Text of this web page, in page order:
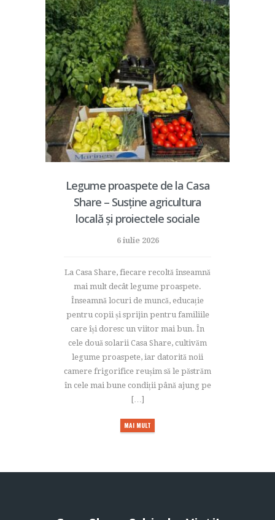
Legume proaspete de la Casa
Share – Susține agricultura
locală și proiectele sociale
6 iulie 2026
La Casa Share, fiecare recoltă înseamnă
mai mult decât legume proaspete.
Înseamnă locuri de muncă, educație
pentru copii și sprijin pentru familiile
care își doresc un viitor mai bun. În
cele două solarii Casa Share, cultivăm
legume proaspete, iar datorită noii
camere frigorifice reușim să le păstrăm
în cele mai bune condiții până ajung pe
[…]
MAI MULT